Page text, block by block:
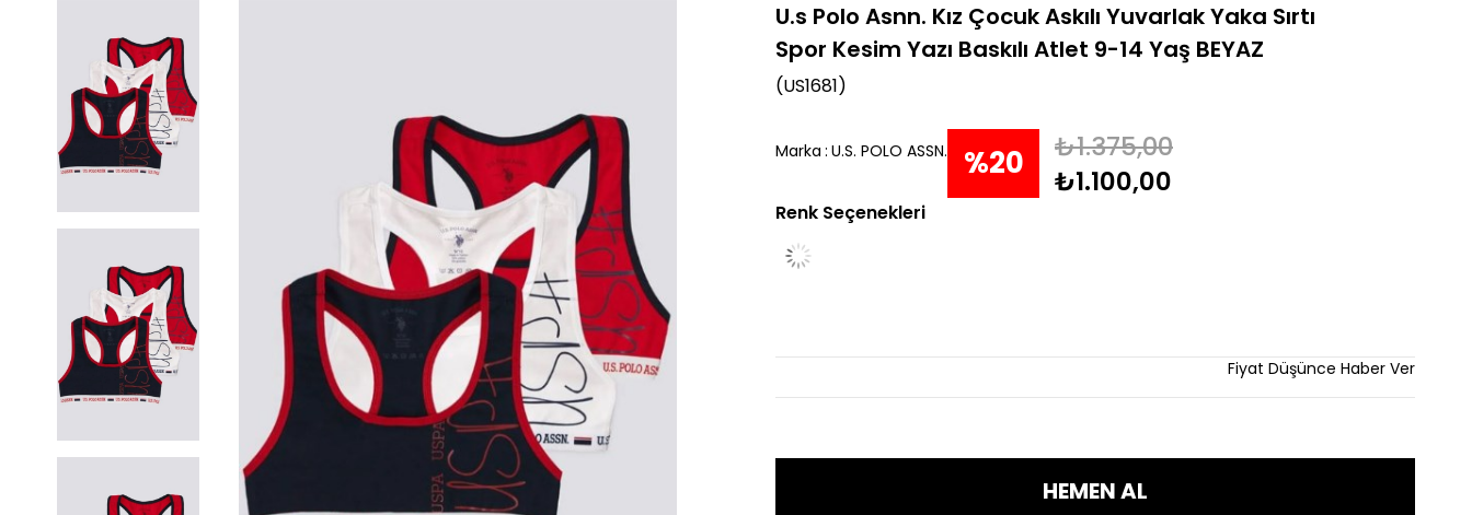
U.s Polo Asnn. Kız Çocuk Askılı Yuvarlak Yaka Sırtı
Spor Kesim Yazı Baskılı Atlet 9-14 Yaş BEYAZ
(US1681)
Marka : U.S. POLO ASSN. %20
₺1.375,00
₺1.100,00
Renk Seçenekleri
Fiyat Düşünce Haber Ver